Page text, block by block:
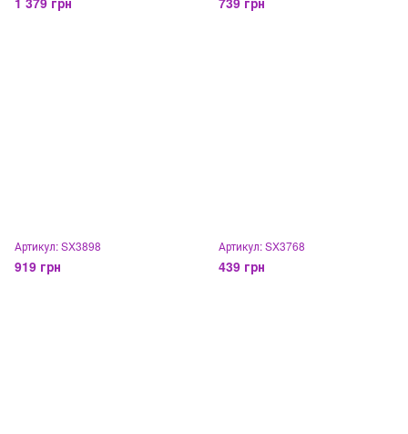
Артикул: SX3898
919 грн
Артикул: SX3768
439 грн